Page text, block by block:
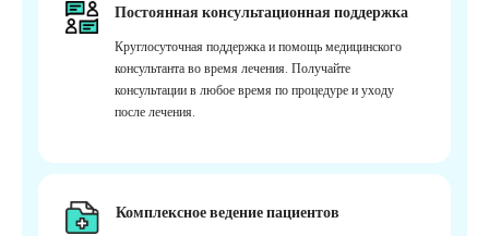
Постоянная консультационная поддержка
Круглосуточная поддержка и помощь медицинского
консультанта во время лечения. Получайте
консультации в любое время по процедуре и уходу
после лечения.
Комплексное ведение пациентов